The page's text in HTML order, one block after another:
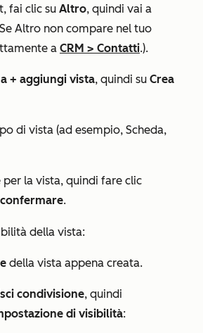
fai clic su Altro, quindi vai a
Altro non compare nel tuo
a CRM > Contatti.).
+ aggiungi vista, quindi su Crea
di vista (ad esempio, Scheda,
per la vista, quindi fare clic
.
della vista:
della vista appena creata.
condivisione, quindi
di visibilità: